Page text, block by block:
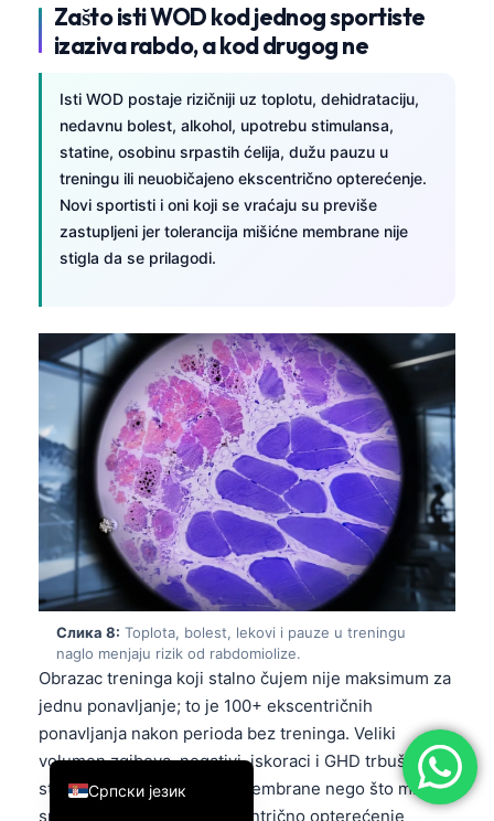
Zašto isti WOD kod jednog sportiste
izaziva rabdo, a kod drugog ne
Isti WOD postaje rizičniji uz toplotu, dehidrataciju,
nedavnu bolest, alkohol, upotrebu stimulansa,
statine, osobinu srpastih ćelija, dužu pauzu u
treningu ili neuobičajeno ekscentrično opterećenje.
Novi sportisti i oni koji se vraćaju su previše
zastupljeni jer tolerancija mišićne membrane nije
stigla da se prilagodi.
Слика 8: Toplota, bolest, lekovi i pauze u treningu
naglo menjaju rizik od rabdomiolize.
Obrazac treninga koji stalno čujem nije maksimum za
jednu ponavljanje; to je 100+ ekscentričnih
ponavljanja nakon perioda bez treninga. Veliki
volumen zgibova, negativi, iskoraci i GHD trbušnjaci
stvaraju više poremećaja membrane nego što mnogi
sportisti očekuju, jer ekscentrično opterećenje
Српски језик
English
Deutsch
العربية
Français
עִבְרִית
Italiano
Español
Português
Ελληνικά
Türkçe
Română
简体中文
Dansk
Nederlands
हिन्दी
Bahasa Indonesia
Հայերեն
Svenska